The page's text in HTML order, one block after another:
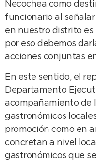
Necochea como
funcionario al
en nuestro distrito es
por eso debemos
acciones conjuntas
En este sentido, el
Departamento
acompañamiento de
gastronómicos
promoción como en
concretan a nivel
gastronómicos que